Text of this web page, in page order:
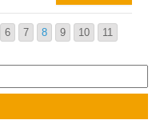
6 7 8 9 10
11